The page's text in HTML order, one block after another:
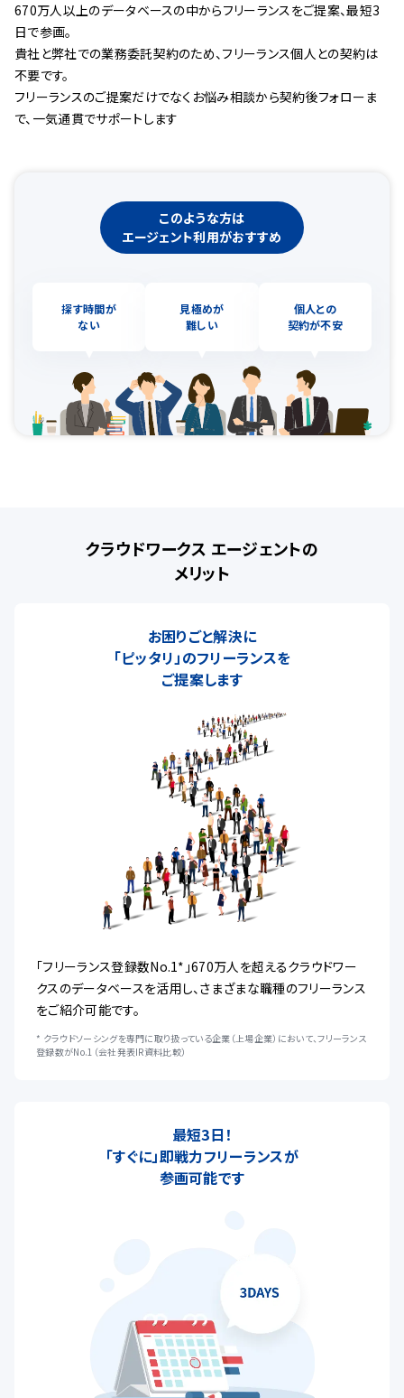
670万人以上のデータベースの中からフリーランスをご提案、最短3
日で参画。
貴社と弊社での業務委託契約のため、フリーランス個人との契約は
不要です。
フリーランスのご提案だけでなくお悩み相談から契約後フォローま
で、一気通貫でサポートします
このような方は
エージェント利用がおすすめ
探す時間が
ない
見極めが
難しい
個人との
契約が不安
クラウドワークス エージェントの
メリット
お困りごと解決に
「ピッタリ」のフリーランスを
ご提案します
「フリーランス登録数No.1*」670万人を超えるクラウドワー
クスのデータベースを活用し、さまざまな職種のフリーランス
をご紹介可能です。
* クラウドソーシングを専門に取り扱っている企業（上場企業）において、フリーランス
登録数がNo.1（会社発表IR資料比較）
最短3日！
「すぐに」即戦力フリーランスが
参画可能です